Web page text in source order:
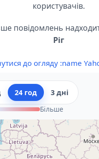
користувачів.
повідомлень
Ріг
до огляду :name
24 год
3 дні
Більше